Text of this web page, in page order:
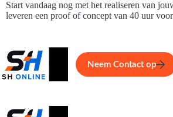
Ga
naar
Start vandaag nog met het realiseren van
leveren een proof of concept van 40 uur
Home Service
Neem Contact op